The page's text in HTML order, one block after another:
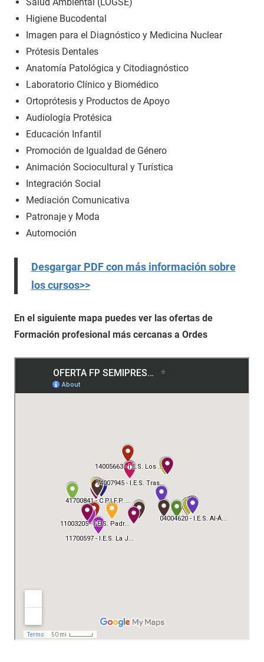
Higiene Bucodental
Imagen para el Diagnóstico y Medicina Nuclear
Prótesis Dentales
Anatomía Patológica y Citodiagnóstico
Laboratorio Clínico y Biomédico
Ortoprótesis y Productos de Apoyo
Audiología Protésica
Educación Infantil
Promoción de Igualdad de Género
Animación Sociocultural y Turística
Integración Social
Mediación Comunicativa
Patronaje y Moda
Automoción
Desgargar PDF con más información sobre
los cursos>>
En el siguiente mapa puedes ver las ofertas de
Formación profesional más cercanas a Ordes